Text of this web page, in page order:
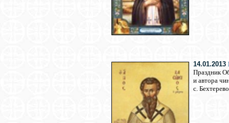
14.01.2013
Праздник
и автора
с.